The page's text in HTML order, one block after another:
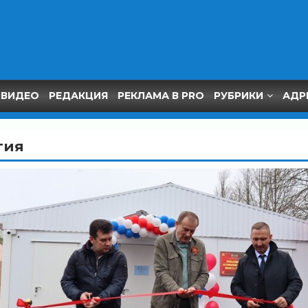
ВИДЕО РЕДАКЦИЯ РЕКЛАМА В PRO РУБРИКИ